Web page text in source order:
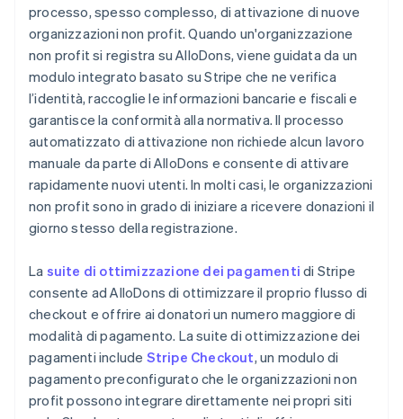
processo, spesso complesso, di attivazione di nuove
organizzazioni non profit. Quando un'organizzazione
non profit si registra su AlloDons, viene guidata da un
modulo integrato basato su Stripe che ne verifica
l’identità, raccoglie le informazioni bancarie e fiscali e
garantisce la conformità alla normativa. Il processo
automatizzato di attivazione non richiede alcun lavoro
manuale da parte di AlloDons e consente di attivare
rapidamente nuovi utenti. In molti casi, le organizzazioni
non profit sono in grado di iniziare a ricevere donazioni il
giorno stesso della registrazione.
La suite di ottimizzazione dei pagamenti di Stripe
consente ad AlloDons di ottimizzare il proprio flusso di
checkout e offrire ai donatori un numero maggiore di
modalità di pagamento. La suite di ottimizzazione dei
pagamenti include Stripe Checkout, un modulo di
pagamento preconfigurato che le organizzazioni non
profit possono integrare direttamente nei propri siti